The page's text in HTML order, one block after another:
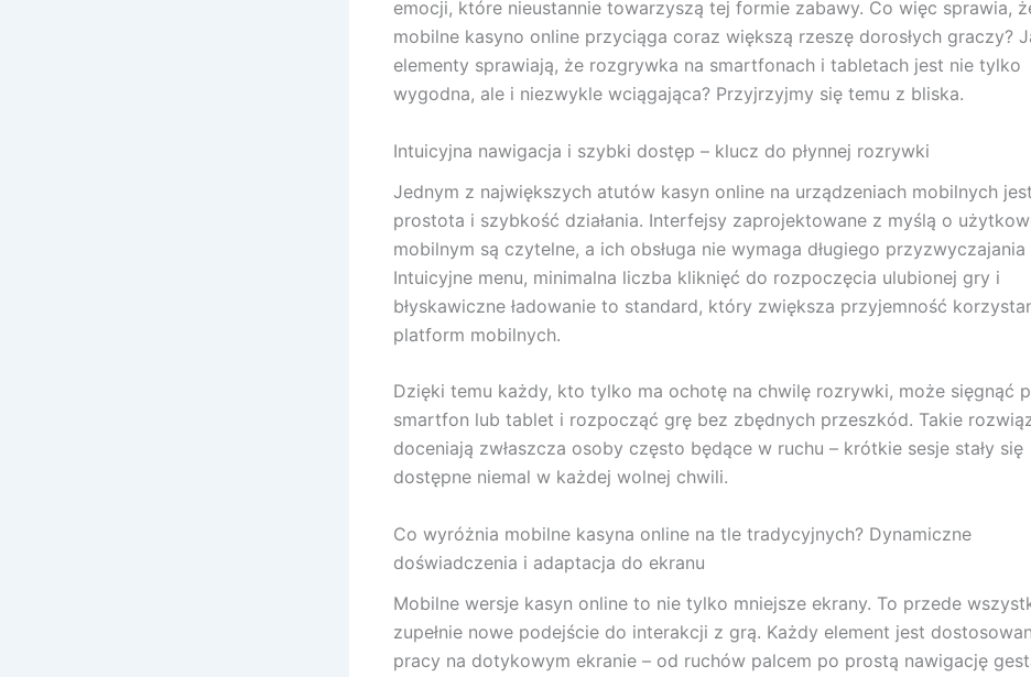
emocji, które nieustannie towarzyszą tej formie zabawy. Co więc sprawia,
mobilne kasyno online przyciąga coraz większą rzeszę dorosłych graczy?
elementy sprawiają, że rozgrywka na smartfonach i tabletach jest nie tylko
wygodna, ale i niezwykle wciągająca? Przyjrzyjmy się temu z bliska.
Intuicyjna nawigacja i szybki dostęp – klucz do płynnej rozrywki
Jednym z największych atutów kasyn online na urządzeniach mobilnych
prostota i szybkość działania. Interfejsy zaprojektowane z myślą o
mobilnym są czytelne, a ich obsługa nie wymaga długiego przyzwyczajania
Intuicyjne menu, minimalna liczba kliknięć do rozpoczęcia ulubionej gry i
błyskawiczne ładowanie to standard, który zwiększa przyjemność
platform mobilnych.
Dzięki temu każdy, kto tylko ma ochotę na chwilę rozrywki, może sięgnąć
smartfon lub tablet i rozpocząć grę bez zbędnych przeszkód. Takie
doceniają zwłaszcza osoby często będące w ruchu – krótkie sesje stały się
dostępne niemal w każdej wolnej chwili.
Co wyróżnia mobilne kasyna online na tle tradycyjnych? Dynamiczne
doświadczenia i adaptacja do ekranu
Mobilne wersje kasyn online to nie tylko mniejsze ekrany. To przede
zupełnie nowe podejście do interakcji z grą. Każdy element jest
pracy na dotykowym ekranie – od ruchów palcem po prostą nawigację